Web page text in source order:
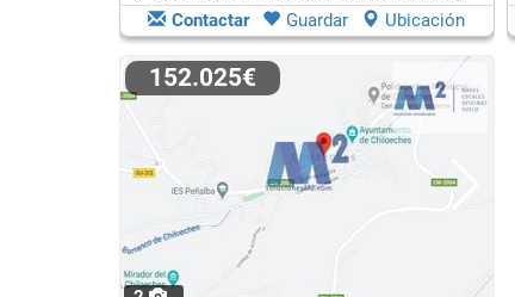
Contactar Guardar Ubicación
152.025€